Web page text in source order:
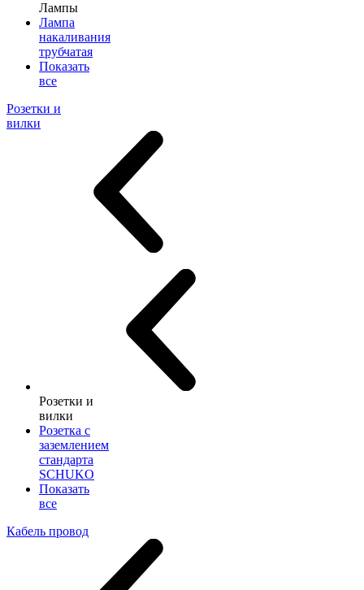
Лампы
Лампа
накаливания
трубчатая
Показать
все
Розетки и
вилки
Розетки и
вилки
Розетка с
заземлением
стандарта
SCHUKO
Показать
все
Кабель провод